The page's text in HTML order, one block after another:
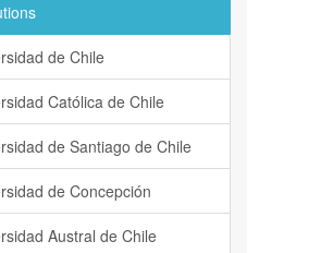
de Chile
Católica de Chile
de Santiago de Chile
de Concepción
Austral de Chile